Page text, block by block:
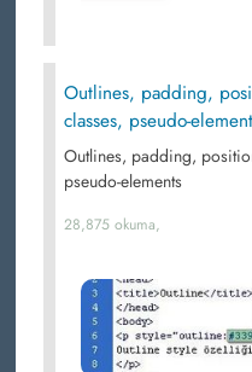
Outlines, padding,
classes, pseudo-
Outlines, padding,
pseudo-elements
28,875 okuma,